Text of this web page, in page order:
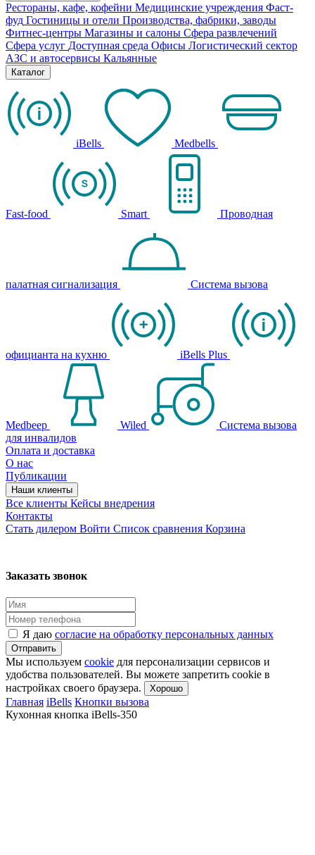
Рестораны, кафе, кофейни Медицинские учреждения Фаст-
фуд Гостиницы и отели Производства, фабрики, заводы
Фитнес-центры Магазины и салоны Сфера развлечений
Сфера услуг Доступная среда Офисы Логистический сектор
АЗС и автосервисы Кальянные
Каталог
iBells Medbells
Fast-food Smart Проводная
палатная сигнализация Система вызова
официанта на кухню iBells Plus
Medbeep Wiled
Система вызова
для инвалидов
Оплата и доставка
О нас
Публикации
Наши клиенты
Все клиенты Кейсы внедрения
Контакты
Стать дилером Войти Список сравнения Корзина
Заказать звонок
Я даю согласие на обработку персональных данных
Отправить
Мы используем cookie для персонализации сервисов и
удобства пользователей. Вы можете запретить cookie в
настройках своего браузера.
Хорошо
Главная iBells Кнопки вызова
Кухонная кнопка iBells-350